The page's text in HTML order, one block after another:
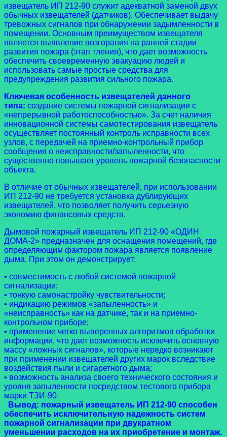
извещатель ИП 212-90 служит адекватной заменой двух
обычных извещателей (датчиков). Обеспечивает выдачу
тревожных сигналов при обнаружении задымленности в
помещении. Основным преимуществом извещателя
является выявление возгорания на ранней стадии
развития пожара (этап тления), что дает возможность
обеспечить своевременную эвакуацию людей и
использовать самые простые средства для
предупреждения развития сильного пожара.
Ключевая особенность извещателей данного
типа: создание системы пожарной сигнализации с
«непрерывной работоспособностью». За счет наличия
инновационной системы самотестирования извещатель
осуществляет постоянный контроль исправности всех
узлов, с передачей на приемно-контрольный прибор
сообщения о неисправности/запыленности, что
существенно повышает уровень пожарной безопасности
объекта.
В отличие от обычных извещателей, при использовании
ИП 212-90 не требуется установка дублирующих
извещателей, что позволяет получить серьезную
экономию финансовых средств.
Дымовой пожарный извещатель ИП 212-90 «ОДИН
ДОМА-2» предназначен для оснащения помещений, где
определяющим фактором пожара является появление
дыма. При этом он демонстрирует:
• совместимость с любой системой пожарной
сигнализации;
• тонкую самонастройку чувствительности;
• индикацию режимов «запыленность» и
«неисправность» как на датчике, так и на приемно-
контрольном приборе;
• применение четко выверенных алгоритмов обработки
информации, что дает возможность исключить основную
массу «ложных сигналов», которые нередко возникают
при применении извещателей других марок вследствие
воздействия пыли и сигаретного дыма;
• возможность анализа своего технического состояния и
уровня запыленности посредством тестового прибора
марки ТЗИ-90.
Вывод: пожарный извещатель ИП 212-90 способен
обеспечить исключительную надежность систем
пожарной сигнализации при двукратном
уменьшении расходов на их приобретение и монтаж.